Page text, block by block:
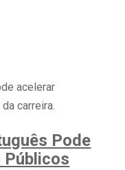
acelerar
carreira.
Pode
Públicos